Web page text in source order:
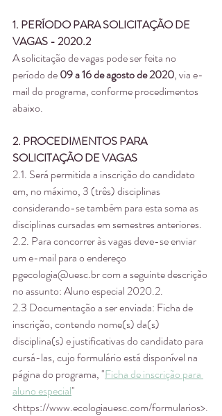
1. PERÍODO PARA SOLICITAÇÃO DE
VAGAS - 2020.2
A solicitação de vagas pode ser feita no
período de 09 a 16 de agosto de 2020, via e-
mail do programa, conforme procedimentos
abaixo.
2. PROCEDIMENTOS PARA
SOLICITAÇÃO DE VAGAS
2.1. Será permitida a inscrição do candidato
em, no máximo, 3 (três) disciplinas
considerando-se também para esta soma as
disciplinas cursadas em semestres anteriores.
2.2. Para concorrer às vagas deve-se enviar
um e-mail para o endereço
pgecologia@uesc.br com a seguinte descrição
no assunto: Aluno especial 2020.2.
2.3 Documentação a ser enviada: Ficha de
inscrição, contendo nome(s) da(s)
disciplina(s) e justificativas do candidato para
cursá-las, cujo formulário está disponível na
página do programa, "Ficha de inscrição para
aluno especial"
<https://www.ecologiauesc.com/formularios>.